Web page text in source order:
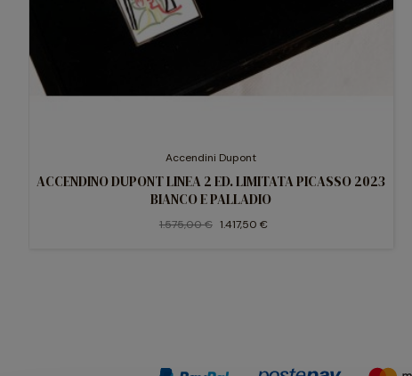
Accendini Dupont
ACCENDINO DUPONT LINEA 2 ED. LIMITATA PICASSO 2023
BIANCO E PALLADIO
1.575,00 € 1.417,50 €